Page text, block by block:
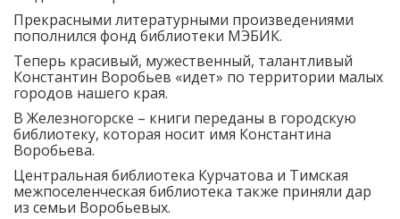
Прекрасными литературными произведениями
пополнился фонд библиотеки МЭБИК.
Теперь красивый, мужественный, талантливый
Константин Воробьев «идет» по территории малых
городов нашего края.
В Железногорске – книги переданы в городскую
библиотеку, которая носит имя Константина
Воробьева.
Центральная библиотека Курчатова и Тимская
межпоселенческая библиотека также приняли дар
из семьи Воробьевых.